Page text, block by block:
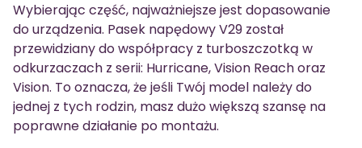
Wybierając część, najważniejsze jest dopasowanie
do urządzenia. Pasek napędowy V29 został
przewidziany do współpracy z turboszczotką w
odkurzaczach z serii: Hurricane, Vision Reach oraz
Vision. To oznacza, że jeśli Twój model należy do
jednej z tych rodzin, masz dużo większą szansę na
poprawne działanie po montażu.